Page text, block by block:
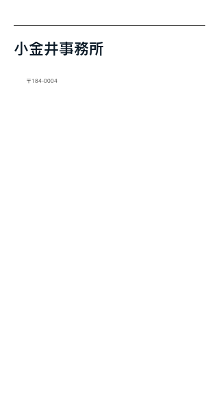
​小金井事務所
〒184-0004